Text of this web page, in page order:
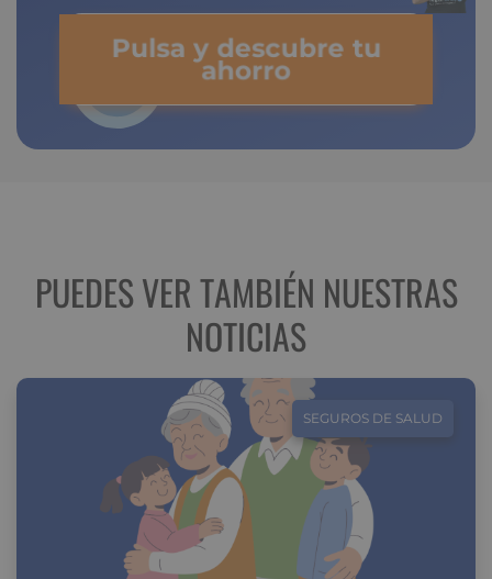
Pulsa y descubre tu
ahorro
PUEDES VER TAMBIÉN NUESTRAS
NOTICIAS
SEGUROS DE SALUD